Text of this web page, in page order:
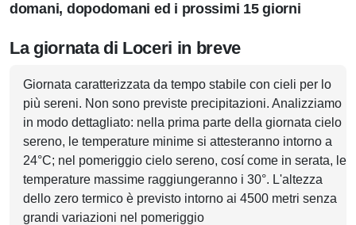
domani, dopodomani ed i prossimi 15 giorni
La giornata di Loceri in breve
Giornata caratterizzata da tempo stabile con cieli per lo
più sereni. Non sono previste precipitazioni. Analizziamo
in modo dettagliato: nella prima parte della giornata cielo
sereno, le temperature minime si attesteranno intorno a
24°C; nel pomeriggio cielo sereno, cosí come in serata, le
temperature massime raggiungeranno i 30°. L'altezza
dello zero termico è previsto intorno ai 4500 metri senza
grandi variazioni nel pomeriggio